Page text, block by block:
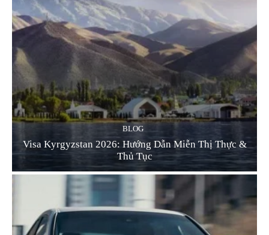
BLOG
Visa Kyrgyzstan 2026: Hướng Dẫn Miễn Thị Thực &
Thủ Tục